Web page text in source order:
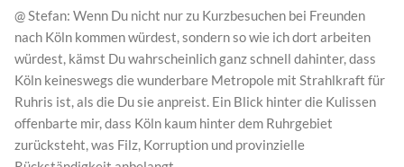
@ Stefan: Wenn Du nicht nur zu Kurzbesuchen bei Freunden
nach Köln kommen würdest, sondern so wie ich dort arbeiten
würdest, kämst Du wahrscheinlich ganz schnell dahinter, dass
Köln keineswegs die wunderbare Metropole mit Strahlkraft für
Ruhris ist, als die Du sie anpreist. Ein Blick hinter die Kulissen
offenbarte mir, dass Köln kaum hinter dem Ruhrgebiet
zurücksteht, was Filz, Korruption und provinzielle